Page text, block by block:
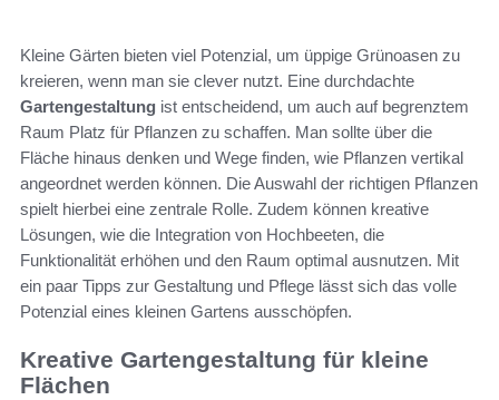
Kleine Gärten bieten viel Potenzial, um üppige Grünoasen zu
kreieren, wenn man sie clever nutzt. Eine durchdachte
Gartengestaltung ist entscheidend, um auch auf begrenztem
Raum Platz für Pflanzen zu schaffen. Man sollte über die
Fläche hinaus denken und Wege finden, wie Pflanzen vertikal
angeordnet werden können. Die Auswahl der richtigen Pflanzen
spielt hierbei eine zentrale Rolle. Zudem können kreative
Lösungen, wie die Integration von Hochbeeten, die
Funktionalität erhöhen und den Raum optimal ausnutzen. Mit
ein paar Tipps zur Gestaltung und Pflege lässt sich das volle
Potenzial eines kleinen Gartens ausschöpfen.
Kreative Gartengestaltung für kleine
Flächen